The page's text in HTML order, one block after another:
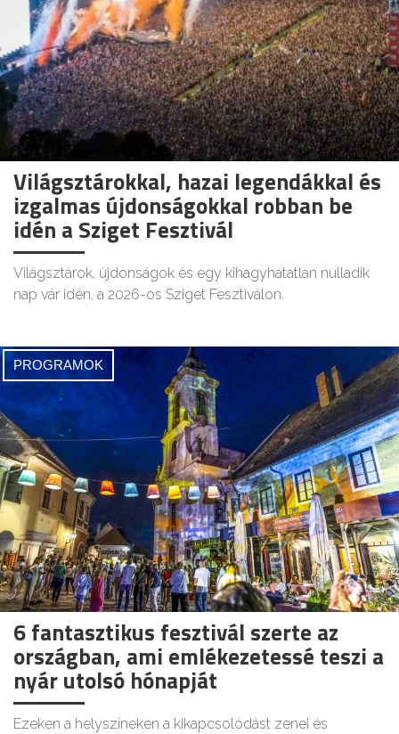
Világsztárokkal, hazai legendákkal és
izgalmas újdonságokkal robban be
idén a Sziget Fesztivál
Világsztárok, újdonságok és egy kihagyhatatlan nulladik
nap vár idén, a 2026-os Sziget Fesztiválon.
PROGRAMOK
6 fantasztikus fesztivál szerte az
országban, ami emlékezetessé teszi a
nyár utolsó hónapját
Ezeken a helyszíneken a kikapcsolódást zenei és